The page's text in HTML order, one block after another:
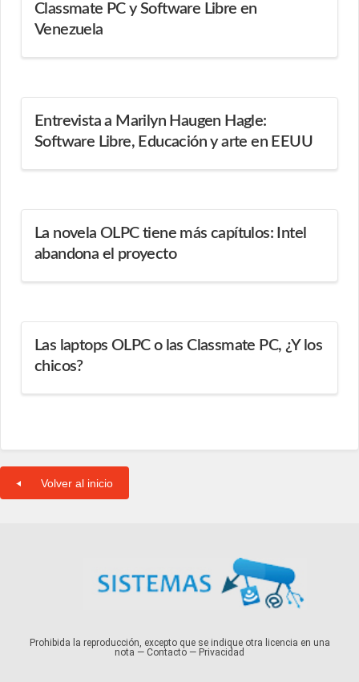
Classmate PC y Software Libre en
Venezuela
Entrevista a Marilyn Haugen Hagle:
Software Libre, Educación y arte en EEUU
La novela OLPC tiene más capítulos: Intel
abandona el proyecto
Las laptops OLPC o las Classmate PC, ¿Y los
chicos?
Volver al inicio
Prohibida la reproducción, excepto que se indique otra licencia en una
nota — Contacto — Privacidad